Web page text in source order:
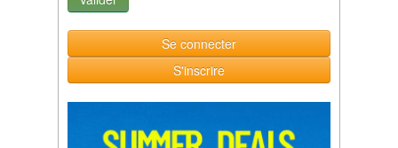
Se connecter
S'inscrire